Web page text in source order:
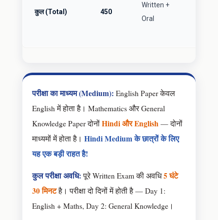
कुल (Total) 450
Written +
Oral
परीक्षा का माध्यम (Medium): English Paper केवल
English में होता है। Mathematics और General
Knowledge Paper दोनों Hindi और English — दोनों
माध्यमों में होता है। Hindi Medium के छात्रों के लिए
यह एक बड़ी राहत है!
कुल परीक्षा अवधि: पूरे Written Exam की अवधि5 घंटे
30 मिनटहै। परीक्षा दो दिनों में होती है — Day 1:
English + Maths, Day 2: General Knowledge।